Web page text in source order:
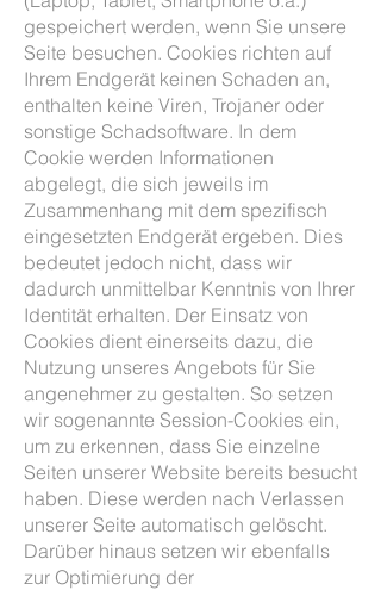
gespeichert werden, wenn Sie unsere
Seite besuchen. Cookies richten auf
Ihrem Endgerät keinen Schaden an,
enthalten keine Viren, Trojaner oder
sonstige Schadsoftware. In dem
Cookie werden Informationen
abgelegt, die sich jeweils im
Zusammenhang mit dem spezifisch
eingesetzten Endgerät ergeben. Dies
bedeutet jedoch nicht, dass wir
dadurch unmittelbar Kenntnis von Ihrer
Identität erhalten. Der Einsatz von
Cookies dient einerseits dazu, die
Nutzung unseres Angebots für Sie
angenehmer zu gestalten. So setzen
wir sogenannte Session-Cookies ein,
um zu erkennen, dass Sie einzelne
Seiten unserer Website bereits besucht
haben. Diese werden nach Verlassen
unserer Seite automatisch gelöscht.
Darüber hinaus setzen wir ebenfalls
zur Optimierung der